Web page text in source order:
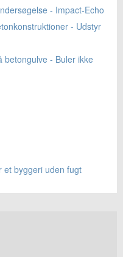
- Impact-Echo
- Udstyr
- Buler ikke
et byggeri uden fugt